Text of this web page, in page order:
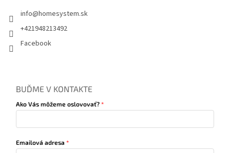
info@homesystem.sk
+421948213492
Facebook
BUĎME V KONTAKTE
Ako Vás môžeme oslovovať?
Emailová adresa